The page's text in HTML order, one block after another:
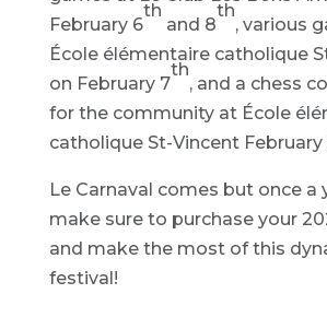
February 6
th
and 8
th
, various
École élémentaire catholique
on February 7
th
, and a chess
for the community at École
catholique St-Vincent February
Le Carnaval comes but once a
make sure to purchase your
and make the most of this
festival!